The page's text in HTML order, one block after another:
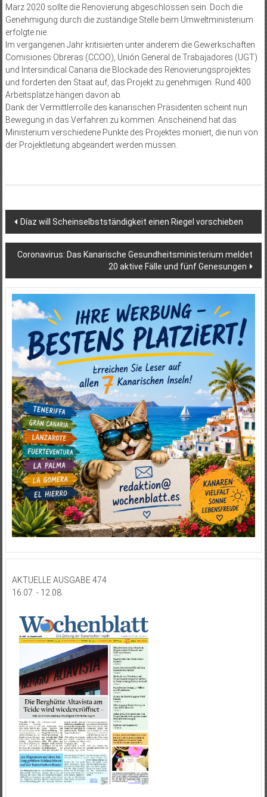
März 2020 sollte die Renovierung abgeschlossen sein. Doch die
Genehmigung durch die zuständige Stelle beim Umweltministerium
erfolgte nie.
Im vergangenen Jahr kritisierten unter anderem die Gewerkschaften
Comisiones Obreras (CCOO), Unión General de Trabajadores (UGT)
und Intersindical Canaria die Blockade des Renovierungsprojektes
und forderten den Staat auf, das Projekt zu genehmigen. Rund 400
Arbeitsplätze hängen davon ab.
Dank der Vermittlerrolle des kanarischen Präsidenten scheint nun
Bewegung in das Verfahren zu kommen. Anscheinend hat das
Ministerium verschiedene Punkte des Projektes moniert, die nun von
der Projektleitung abgeändert werden müssen.
Beitragsnavigation
Díaz will Scheinselbstständigkeit einen Riegel vorschieben
Coronavirus: Das Kanarische Gesundheitsministerium meldet
20 aktive Fälle und fünf Genesungen
AKTUELLE AUSGABE 474
16.07. - 12.08.